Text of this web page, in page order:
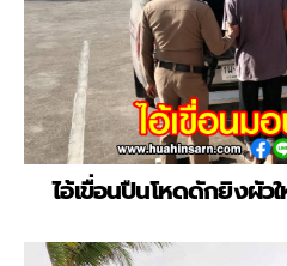
ไอ้เขื่อนปืนโหดดักยิงผั